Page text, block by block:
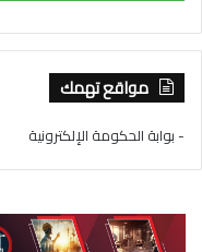
مواقع تهمك
- بوابة الحكومة الإلكترونية